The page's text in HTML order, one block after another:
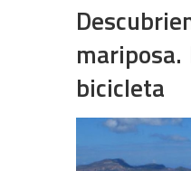
mariposa.
bicicleta